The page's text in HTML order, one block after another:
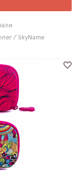
/ SkyName